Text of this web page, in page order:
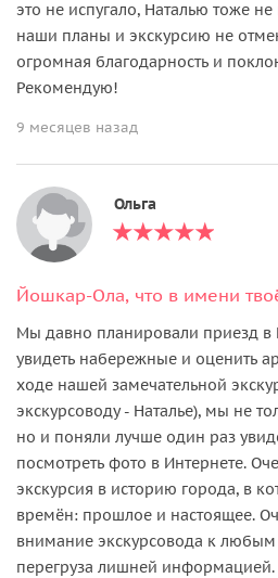
это не испугало, Наталью тоже не
наши планы и экскурсию не
огромная благодарность и
Рекомендую!
9 месяцев назад
Ольга
Йошкар-Ола, что в имени
Мы давно планировали приезд в
увидеть набережные и оценить
ходе нашей замечательной
экскурсоводу - Наталье), мы не
но и поняли лучше один раз
посмотреть фото в Интернете.
экскурсия в историю города, в
времён: прошлое и настоящее.
внимание экскурсовода к
перегруза лишней